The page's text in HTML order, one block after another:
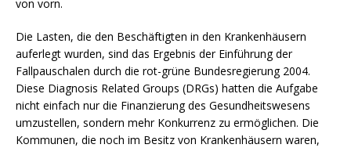
von vorn.
Die Lasten, die den Beschäftigten in den Krankenhäusern
auferlegt wurden, sind das Ergebnis der Einführung der
Fallpauschalen durch die rot-grüne Bundesregierung 2004.
Diese Diagnosis Related Groups (DRGs) hatten die Aufgabe
nicht einfach nur die Finanzierung des Gesundheitswesens
umzustellen, sondern mehr Konkurrenz zu ermöglichen. Die
Kommunen, die noch im Besitz von Krankenhäusern waren,